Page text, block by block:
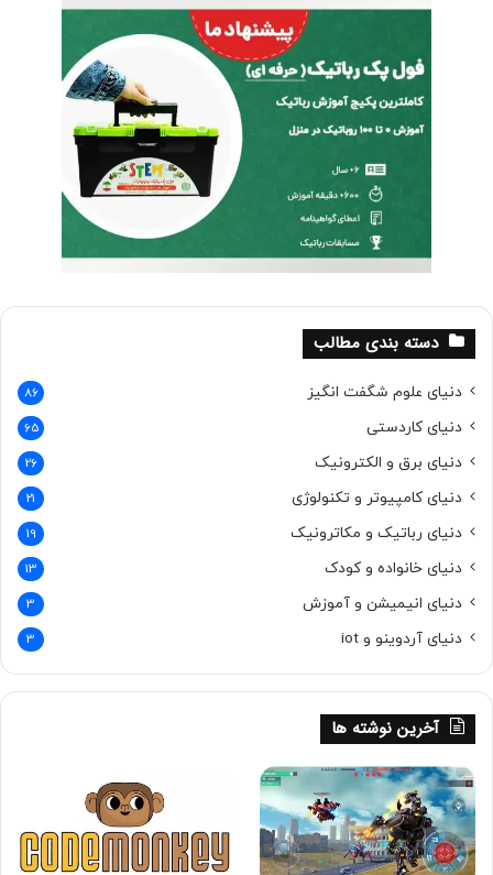
محلول سیرنشده
اگر محلولی بتواند بازهم املاح بیشتری را در خود حل کند گفته
می شود که محلول سیر نشده است.
محلول سیرشده
محلولی که در دمای مشخص نتواند املاح بیشتری را در خود حل
کند را محلول سیرشده گویند.
پرسش :
سرانجام محلول فراسیرشده چیست؟
چگونه می توان بلور نمک درست کرد؟
پاسخ :
با گذشت زمان حل شونده اضافی رسوب می کند.
اگر یک تکه نمک کوچک را به داخل محلول فراسیرشده آویزان
دسته بندی مطالب
دنیای علوم شگفت انگیز 86
دنیای کاردستی 65
دنیای برق و الکترونیک 26
دنیای کامپیوتر و تکنولوژی 21
دنیای رباتیک و مکاترونیک 19
دنیای خانواده و کودک 13
دنیای انیمیشن و آموزش 3
دنیای آردوینو و iot 3
آخرین نوشته ها